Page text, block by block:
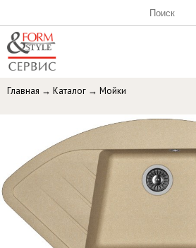
Главная → Каталог → Мойки